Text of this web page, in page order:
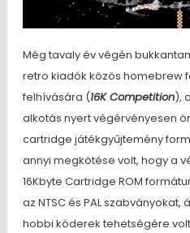
Még tavaly év végén
retro kiadók közös homebrew
felhívására (16K Competition),
alkotás nyert végérvényesen
cartridge játékgyűjtemény
annyi megkötése volt, hogy a
16Kbyte Cartridge ROM
az NTSC és PAL
hobbi kóderek tehetségére